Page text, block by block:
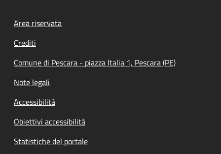
Footer menu
Area riservata
Crediti
Comune di Pescara - piazza Italia 1, Pescara (PE)
Note legali
Accessibilità
Obiettivi accessibilità
Statistiche del portale